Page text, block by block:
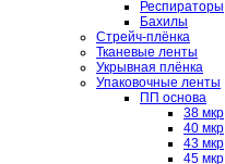
Респираторы
Бахилы
Стрейч-плёнка
Тканевые ленты
Укрывная плёнка
Упаковочные ленты
ПП основа
38 мкр
40 мкр
43 мкр
45 мкр